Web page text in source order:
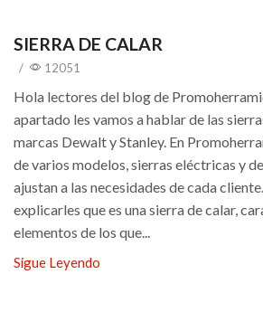
SIERRA DE CALAR
/ 12051
Hola lectores del blog de
apartado les vamos a hablar de las
marcas Dewalt y Stanley. En
de varios modelos, sierras eléctricas y
ajustan a las necesidades de cada
explicarles que es una sierra de calar,
elementos de los que...
Sigue Leyendo